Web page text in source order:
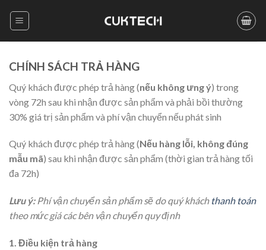
CHÍNH SÁCH TRẢ HÀNG
Quý khách được phép trả hàng (nếu không ưng ý) trong
vòng 72h sau khi nhận được sản phẩm và phải bồi thường
30% giá trị sản phẩm và phí vận chuyển nếu phát sinh
Quý khách được phép trả hàng (Nếu hàng lỗi, không đúng
mẫu mã) sau khi nhận được sản phẩm (thời gian trả hàng tối
đa 72h)
Lưu ý:Phí vận chuyển sản phẩm sẽ do quý khách thanh toán
theo mức giá các bên vận chuyển quy định
1. Điều kiện trả hàng